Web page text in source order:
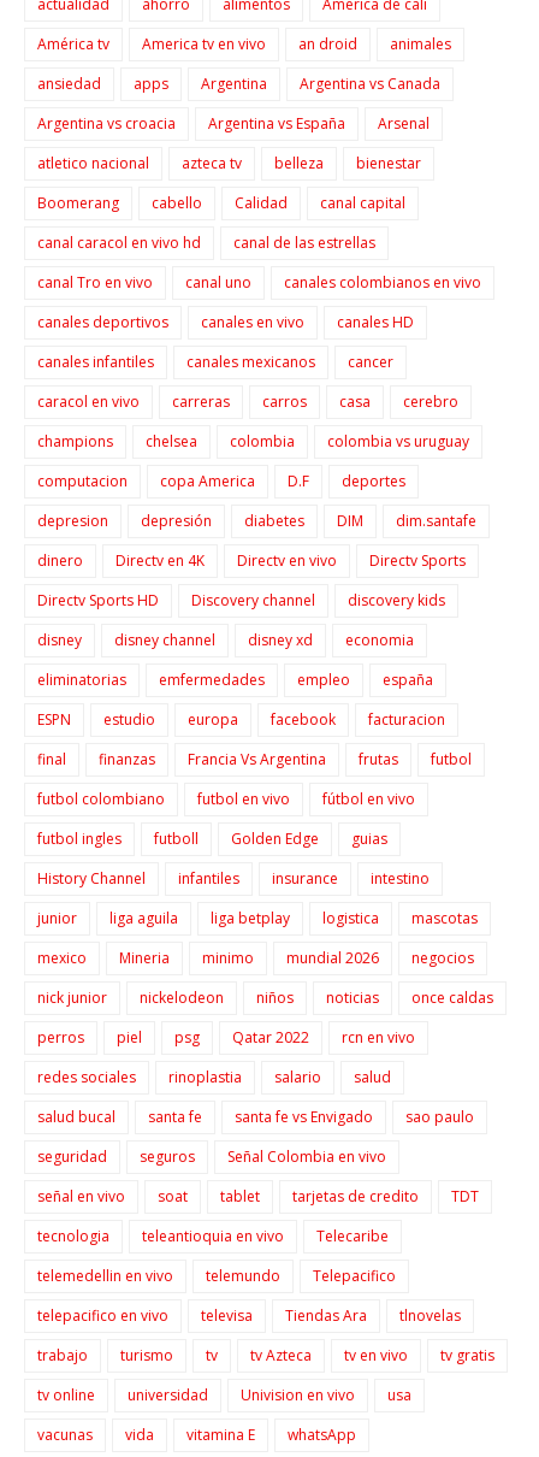
actualidad ahorro alimentos
America de cali
América tv
America tv en vivo an droid
animales
ansiedad
apps Argentina
Argentina vs Canada
Argentina vs croacia
Argentina vs España
Arsenal
atletico nacional
azteca tv belleza
bienestar
Boomerang
cabello Calidad
canal capital
canal caracol en vivo hd
canal de las estrellas
canal Tro en vivo
canal uno
canales colombianos en vivo
canales deportivos
canales en vivo
canales HD
canales infantiles
canales mexicanos
cancer
caracol en vivo
carreras carros casa
cerebro
champions
chelsea colombia
colombia vs uruguay
computacion
copa America D.F
deportes
depresion
depresión diabetes DIM
dim.santafe
dinero
Directv en 4K Directv en vivo
Directv Sports
Directv Sports HD
Discovery channel
discovery kids
disney
disney channel disney xd
economia
eliminatorias
emfermedades empleo
españa
ESPN
estudio europa facebook
facturacion
final
finanzas Francia Vs Argentina frutas
futbol
futbol colombiano
futbol en vivo
fútbol en vivo
futbol ingles
futboll Golden Edge
guias
History Channel
infantiles insurance
intestino
junior
liga aguila liga betplay logistica
mascotas
mexico
Mineria minimo mundial 2026
negocios
nick junior
nickelodeon niños noticias
once caldas
perros
piel psg Qatar 2022
rcn en vivo
redes sociales
rinoplastia salario
salud
salud bucal
santa fe santa fe vs Envigado
sao paulo
seguridad
seguros
Señal Colombia en vivo
señal en vivo
soat tablet tarjetas de credito
TDT
tecnologia
teleantioquia en vivo
Telecaribe
telemedellin en vivo
telemundo
Telepacifico
telepacifico en vivo
televisa Tiendas Ara
tlnovelas
trabajo
turismo tv tv Azteca tv en vivo
tv gratis
tv online
universidad Univision en vivo
usa
vacunas
vida vitamina E
whatsApp